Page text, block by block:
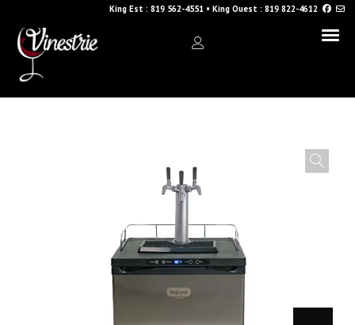
King Est : 819 562-4551 • King Ouest : 819 822-4612